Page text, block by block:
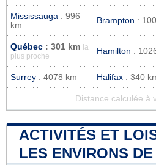
Mississauga : 996
km
Brampton :
Québec : 301 km
la
plus proche
Hamilton :
Surrey : 4078 km Halifax : 340
Distance calculée à
ACTIVITÉS ET
LES ENVIRONS